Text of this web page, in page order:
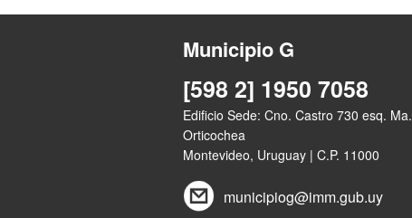
Municipio G
[598 2] 1950 7058
Edificio Sede: Cno. Castro 730 esq. Ma.
Orticochea
Montevideo, Uruguay | C.P. 11000
municipiog@imm.gub.uy